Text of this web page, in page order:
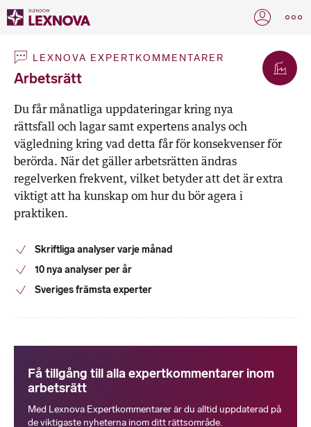
LEXNOVA EXPERTKOMMENTARER
Arbetsrätt
Du får månatliga uppdateringar kring nya
rättsfall och lagar samt expertens analys och
vägledning kring vad detta får för konsekvenser för
berörda. När det gäller arbetsrätten ändras
regelverken frekvent, vilket betyder att det är extra
viktigt att ha kunskap om hur du bör agera i
praktiken.
Skriftliga analyser varje månad
10 nya analyser per år
Sveriges främsta experter
Få tillgång till alla expertkommentarer inom
arbetsrätt
Med Lexnova Expertkommentarer är du alltid uppdaterad på
de viktigaste nyheterna inom ditt rättsområde.